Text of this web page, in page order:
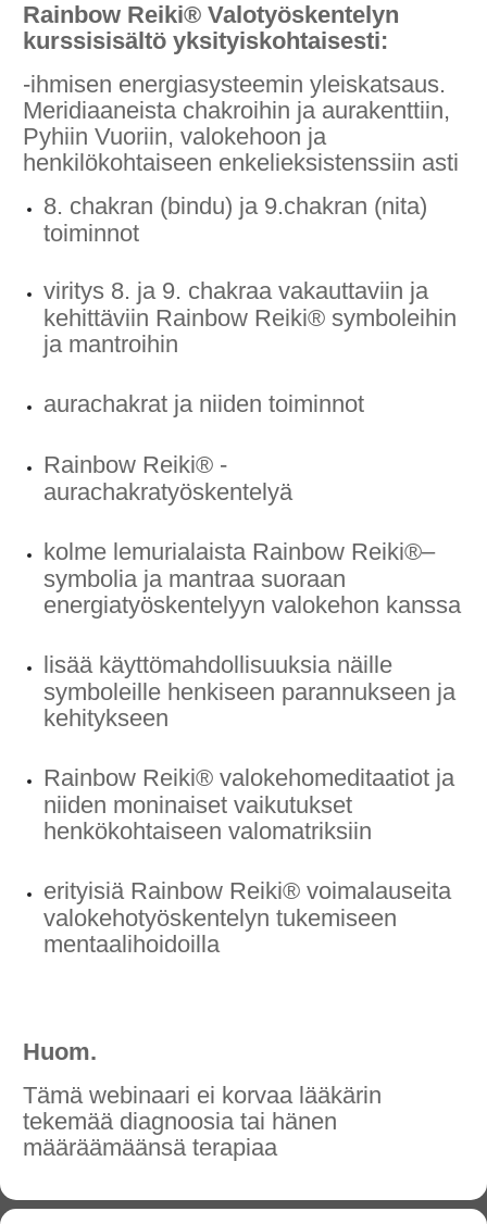
Rainbow Reiki® Valotyöskentelyn
kurssisisältö yksityiskohtaisesti:
-ihmisen energiasysteemin yleiskatsaus.
Meridiaaneista chakroihin ja aurakenttiin,
Pyhiin Vuoriin, valokehoon ja
henkilökohtaiseen enkelieksistenssiin asti
8. chakran (bindu) ja 9.chakran (nita)
toiminnot
viritys 8. ja 9. chakraa vakauttaviin ja
kehittäviin Rainbow Reiki® symboleihin
ja mantroihin
aurachakrat ja niiden toiminnot
Rainbow Reiki® -
aurachakratyöskentelyä
kolme lemurialaista Rainbow Reiki®–
symbolia ja mantraa suoraan
energiatyöskentelyyn valokehon kanssa
lisää käyttömahdollisuuksia näille
symboleille henkiseen parannukseen ja
kehitykseen
Rainbow Reiki® valokehomeditaatiot ja
niiden moninaiset vaikutukset
henkökohtaiseen valomatriksiin
erityisiä Rainbow Reiki® voimalauseita
valokehotyöskentelyn tukemiseen
mentaalihoidoilla
Huom.
Tämä webinaari ei korvaa lääkärin
tekemää diagnoosia tai hänen
määräämäänsä terapiaa